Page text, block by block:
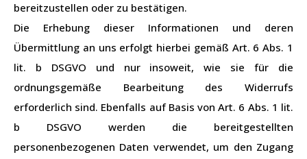
bereitzustellen oder zu bestätigen.
Die Erhebung dieser Informationen und deren
Übermittlung an uns erfolgt hierbei gemäß Art. 6 Abs. 1
lit. b DSGVO und nur insoweit, wie sie für die
ordnungsgemäße Bearbeitung des Widerrufs
erforderlich sind. Ebenfalls auf Basis von Art. 6 Abs. 1 lit.
b DSGVO werden die bereitgestellten
personenbezogenen Daten verwendet, um den Zugang